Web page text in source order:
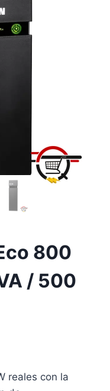
800
/ 500
reales con la